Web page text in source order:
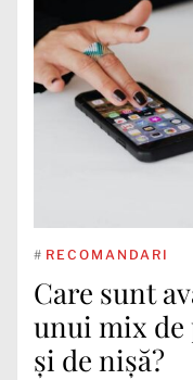
# RECOMANDARI
Care sunt
unui mix
și de nișă?